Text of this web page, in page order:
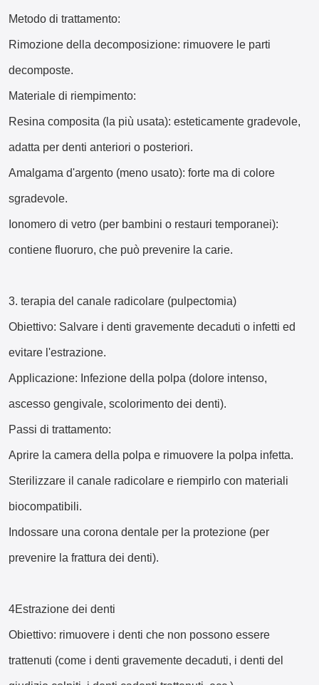
Metodo di trattamento:
Rimozione della decomposizione: rimuovere le parti
decomposte.
Materiale di riempimento:
Resina composita (la più usata): esteticamente gradevole,
adatta per denti anteriori o posteriori.
Amalgama d'argento (meno usato): forte ma di colore
sgradevole.
Ionomero di vetro (per bambini o restauri temporanei):
contiene fluoruro, che può prevenire la carie.
3. terapia del canale radicolare (pulpectomia)
Obiettivo: Salvare i denti gravemente decaduti o infetti ed
evitare l'estrazione.
Applicazione: Infezione della polpa (dolore intenso,
ascesso gengivale, scolorimento dei denti).
Passi di trattamento:
Aprire la camera della polpa e rimuovere la polpa infetta.
Sterilizzare il canale radicolare e riempirlo con materiali
biocompatibili.
Indossare una corona dentale per la protezione (per
prevenire la frattura dei denti).
4Estrazione dei denti
Obiettivo: rimuovere i denti che non possono essere
trattenuti (come i denti gravemente decaduti, i denti del